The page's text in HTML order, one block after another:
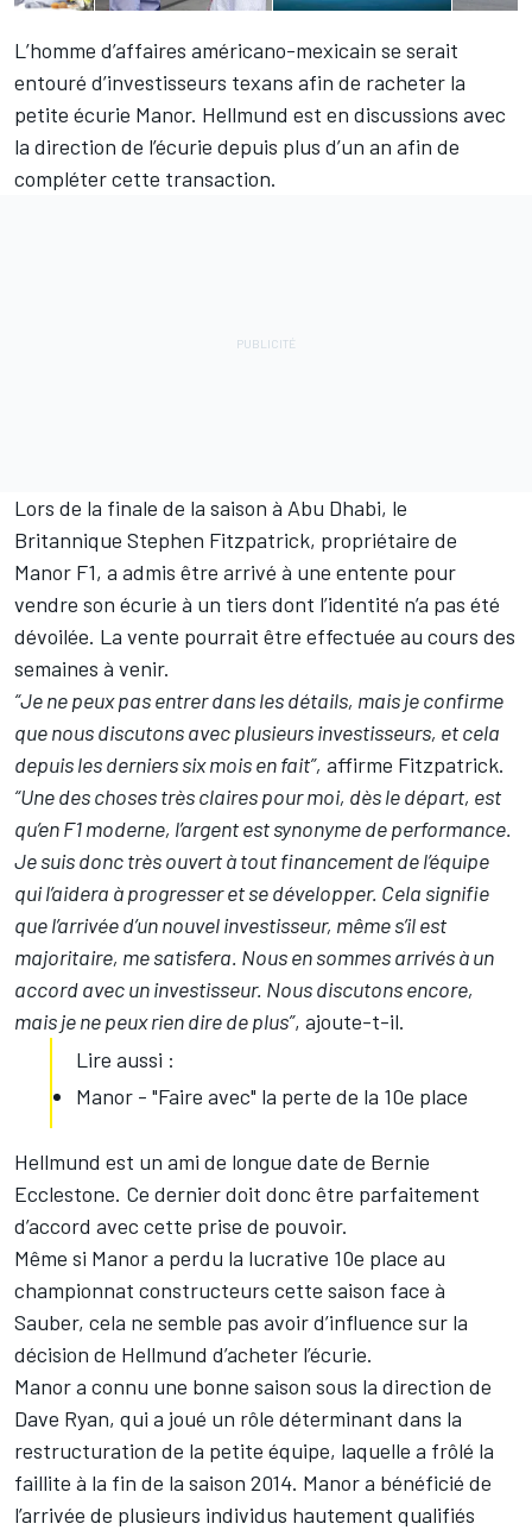
L’homme d’affaires américano-mexicain se serait
entouré d’investisseurs texans afin de racheter la
petite écurie Manor. Hellmund est en discussions avec
la direction de l’écurie depuis plus d’un an afin de
compléter cette transaction.
Lors de la finale de la saison à Abu Dhabi, le
Britannique Stephen Fitzpatrick, propriétaire de
Manor F1, a admis être arrivé à une entente pour
vendre son écurie à un tiers dont l’identité n’a pas été
dévoilée. La vente pourrait être effectuée au cours des
semaines à venir.
“Je ne peux pas entrer dans les détails, mais je confirme
que nous discutons avec plusieurs investisseurs, et cela
depuis les derniers six mois en fait”, affirme Fitzpatrick.
“Une des choses très claires pour moi, dès le départ, est
qu’en F1 moderne, l’argent est synonyme de performance.
Je suis donc très ouvert à tout financement de l’équipe
qui l’aidera à progresser et se développer. Cela signifie
que l’arrivée d’un nouvel investisseur, même s’il est
majoritaire, me satisfera. Nous en sommes arrivés à un
accord avec un investisseur. Nous discutons encore,
mais je ne peux rien dire de plus”, ajoute-t-il.
Lire aussi :
Manor - "Faire avec" la perte de la 10e place
Hellmund est un ami de longue date de Bernie
Ecclestone. Ce dernier doit donc être parfaitement
d’accord avec cette prise de pouvoir.
Même si Manor a perdu la lucrative 10e place au
championnat constructeurs cette saison face à
Sauber, cela ne semble pas avoir d’influence sur la
décision de Hellmund d’acheter l’écurie.
Manor a connu une bonne saison sous la direction de
Dave Ryan, qui a joué un rôle déterminant dans la
restructuration de la petite équipe, laquelle a frôlé la
faillite à la fin de la saison 2014. Manor a bénéficié de
l’arrivée de plusieurs individus hautement qualifiés